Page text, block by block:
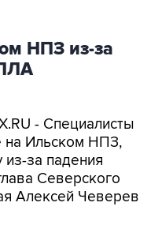
НПЗ из-за
- Специалисты
на Ильском НПЗ,
за падения
Северского
Алексей Чеверев